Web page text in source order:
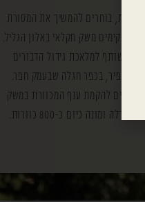
העובדת, בוחרים להמשיך את המסורת
ומקימים משק חקלאי באלון הגליל.
שותף למלאכת גידול הדבורים
אופיר, בכפר חגלה שבעמק חפר.
לאחר נישואיו להדס, ביקש מאביו 100 נחילים להקמת ענף המכוורת במשק
ומונה כיום כ-800 כוורות.